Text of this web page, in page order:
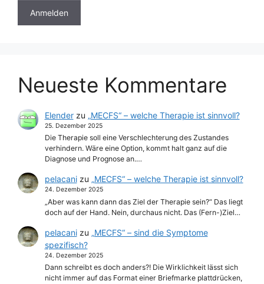
Neueste Kommentare
Elenderzu „MECFS“ – welche Therapie ist sinnvoll?
25. Dezember 2025
Die Therapie soll eine Verschlechterung des Zustandes
verhindern. Wäre eine Option, kommt halt ganz auf die
Diagnose und Prognose an.…
pelacanizu „MECFS“ – welche Therapie ist sinnvoll?
24. Dezember 2025
„Aber was kann dann das Ziel der Therapie sein?“ Das liegt
doch auf der Hand. Nein, durchaus nicht. Das (Fern-)Ziel…
pelacanizu „MECFS“ – sind die Symptome
spezifisch?
24. Dezember 2025
Dann schreibt es doch anders?! Die Wirklichkeit lässt sich
nicht immer auf das Format einer Briefmarke plattdrücken,